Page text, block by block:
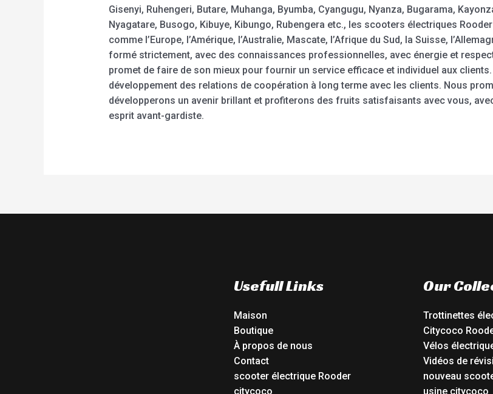
Gisenyi, Ruhengeri, Butare, Muhanga, Byumba, Cyangugu, Nyanza, Bugarama,
Nyagatare, Busogo, Kibuye, Kibungo, Rubengera etc., les scooters électriques
comme l’Europe, l’Amérique, l’Australie, Mascate, l’Afrique du Sud, la Suisse,
formé strictement, avec des connaissances professionnelles, avec énergie et
promet de faire de son mieux pour fournir un service efficace et individuel aux
développement des relations de coopération à long terme avec les clients. Nous
développerons un avenir brillant et profiterons des fruits satisfaisants avec vous,
esprit avant-gardiste.
Usefull Links
Maison
Boutique
À propos de nous
Contact
scooter électrique Rooder
citycoco
Our
Trottinettes
Citycoco
Vélos
Vidéos de
nouveau
usine citycoco